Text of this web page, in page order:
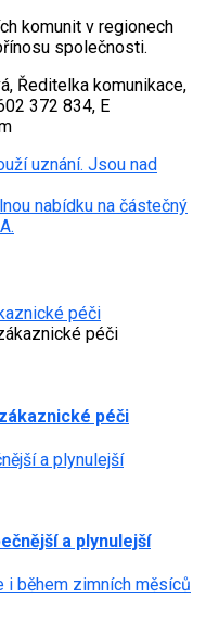
komunit v regionech
společnosti.
Ředitelka komunikace,
372 834, E
uznání. Jsou nad
nabídku na částečný
péči
péči
a plynulejší
a plynulejší
i během zimních měsíců